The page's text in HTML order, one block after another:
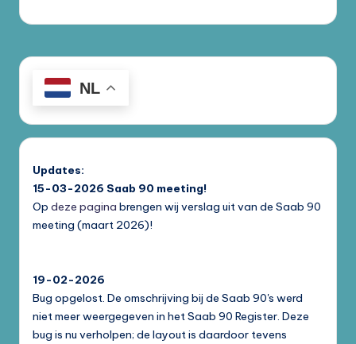
NL
Updates:
15-03-2026 Saab 90 meeting!
Op deze pagina brengen wij verslag uit van de Saab 90
meeting (maart 2026)!
19-02-2026
Bug opgelost. De omschrijving bij de Saab 90's werd
niet meer weergegeven in het Saab 90 Register. Deze
bug is nu verholpen; de layout is daardoor tevens